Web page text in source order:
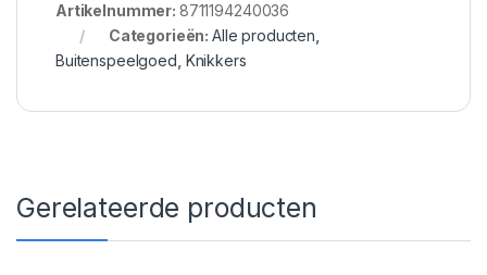
Artikelnummer: 8711194240036
Categorieën:Alle producten
Buitenspeelgoed Knikkers
Gerelateerde producten